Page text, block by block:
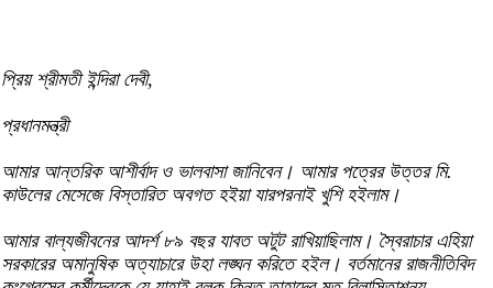
প্রিয় শ্রীমতী ইন্দিরা দেবী,
প্রধানমন্ত্রী
আমার আন্তরিক আশীর্বাদ ও ভালবাসা জানিবেন। আমার পত্রের উত্তর মি.
কাউলের মেসেজে বিস্তারিত অবগত হইয়া যারপরনাই খুশি হইলাম।
আমার বাল্যজীবনের আদর্শ ৮৯ বছর যাবত অটুট রাখিয়াছিলাম। স্বৈরাচার এহিয়া
সরকারের অমানুষিক অত্যাচারে উহা লঙ্ঘন করিতে হইল। বর্তমানের রাজনীতিবিদ